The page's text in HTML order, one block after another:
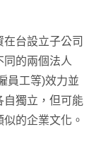
台設立子公司
的兩個法人
員工等)效力並
自獨立，但可能
的企業文化。